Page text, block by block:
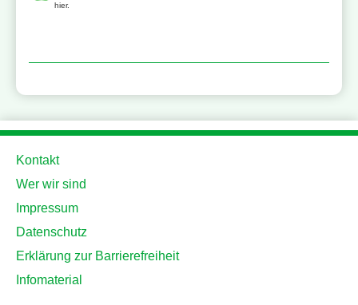
hier.
Kontakt
Wer wir sind
Impressum
Datenschutz
Erklärung zur Barrierefreiheit
Infomaterial